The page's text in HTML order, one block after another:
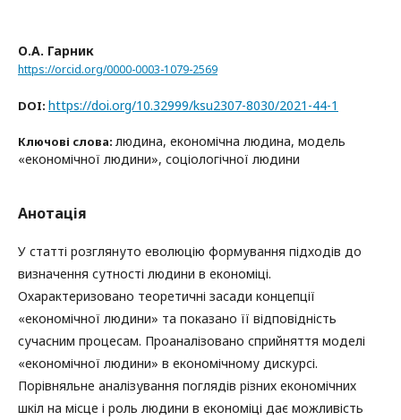
О.А. Гарник
https://orcid.org/0000-0003-1079-2569
DOI: https://doi.org/10.32999/ksu2307-8030/2021-44-1
Ключові слова: людина, економічна людина, модель
«економічної людини», соціологічної людини
Анотація
У статті розглянуто еволюцію формування підходів до
визначення сутності людини в економіці.
Охарактеризовано теоретичні засади концепції
«економічної людини» та показано її відповідність
сучасним процесам. Проаналізовано сприйняття моделі
«економічної людини» в економічному дискурсі.
Порівняльне аналізування поглядів різних економічних
шкіл на місце і роль людини в економіці дає можливість